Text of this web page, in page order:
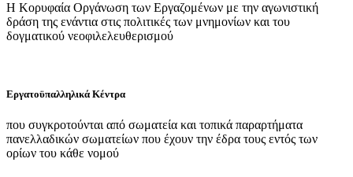
Η Κορυφαία Οργάνωση των Εργαζομένων με την αγωνιστική
δράση της ενάντια στις πολιτικές των μνημονίων και του
δογματικού νεοφιλελευθερισμού
Εργατοϋπαλληλικά Κέντρα
που συγκροτούνται από σωματεία και τοπικά παραρτήματα
πανελλαδικών σωματείων που έχουν την έδρα τους εντός των
ορίων του κάθε νομού